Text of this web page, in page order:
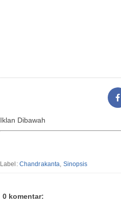
Iklan Dibawah
Label: Chandrakanta Sinopsis
0 komentar: